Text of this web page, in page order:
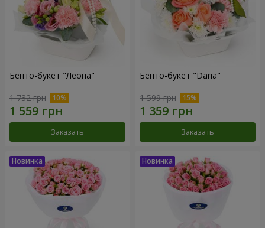
Бенто-букет "Леона"
1 732 грн
Заказать
Бенто-букет "Daria"
1 599 грн
Заказать